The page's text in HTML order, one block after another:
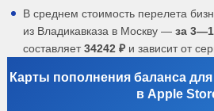
В среднем стоимость перелета
из Владикавказа в Москву — за
составляет34242 ₽ и зависит от
Карты пополнения баланса
в Apple